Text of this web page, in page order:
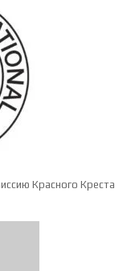
Красного Креста